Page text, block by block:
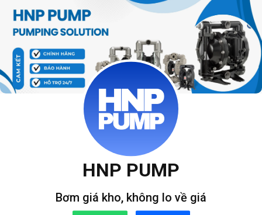
qua
dung
HNP PUMP
Bơm giá kho, không lo về giá